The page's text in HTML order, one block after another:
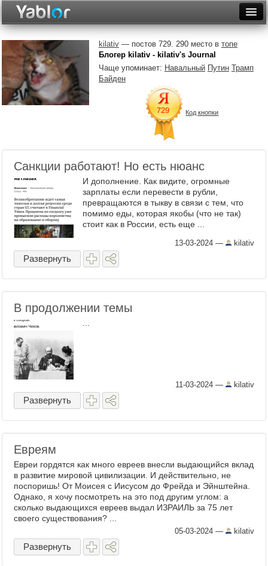
Неделя
Месяц
Рейтинги
Видеотоп
kilativ— постов 729. 290 место в топе
Блогер kilativ - kilativ's Journal
Чаще упоминает: Навальный Путин Трамп
Байден
Код кнопки
Санкции работают! Но есть нюанс
И дополнение. Как видите, огромные
зарплаты если перевести в рубли,
превращаются в тыкву в связи с тем, что
помимо еды, которая якобы (что не так)
стоит как в России, есть еще ...
13-03-2024 — kilativ
Развернуть
В продолжении темы
11-03-2024 — kilativ
Развернуть
Евреям
Евреи гордятся как много евреев внесли выдающийся вклад
в развитие мировой цивилизации. И действительно, не
поспоришь! От Моисея с Иисусом до Фрейда и Эйнштейна.
Однако, я хочу посмотреть на это под другим углом: а
сколько выдающихся евреев выдал ИЗРАИЛЬ за 75 лет
своего существования? ...
05-03-2024 — kilativ
Развернуть